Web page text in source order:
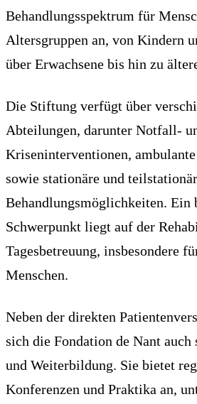
Behandlungsspektrum für
Altersgruppen an, von Kindern
über Erwachsene bis hin zu
Die Stiftung verfügt über
Abteilungen, darunter Notfall-
Kriseninterventionen,
sowie stationäre und
Behandlungsmöglichkeiten. Ein
Schwerpunkt liegt auf der
Tagesbetreuung, insbesondere
Menschen.
Neben der direkten
sich die Fondation de Nant auch
und Weiterbildung. Sie bietet
Konferenzen und Praktika an,